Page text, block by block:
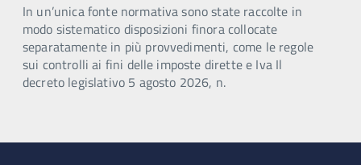
In un’unica fonte normativa sono state raccolte in
modo sistematico disposizioni finora collocate
separatamente in più provvedimenti, come le regole
sui controlli ai fini delle imposte dirette e Iva Il
decreto legislativo 5 agosto 2026, n.